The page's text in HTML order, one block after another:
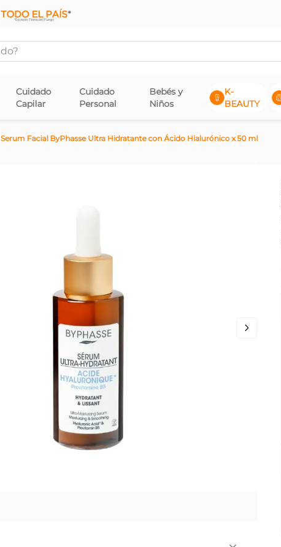
Cuidado
Capilar
Cuidado
Personal
Bebés y
Niños
K-
BEAUTY
Serum Facial ByPhasse Ultra Hidratante con Ácido Hialurónico x 50 ml